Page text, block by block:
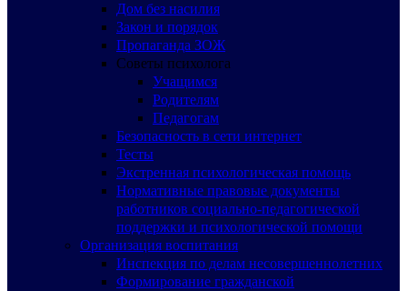
Дом без насилия
Закон и порядок
Пропаганда ЗОЖ
Советы психолога
Учащимся
Родителям
Педагогам
Безопасность в сети интернет
Тесты
Экстренная психологическая помощь
Нормативные правовые документы
работников социально-педагогической
поддержки и психологической помощи
Организация воспитания
Инспекция по делам несовершеннолетних
Формирование гражданской